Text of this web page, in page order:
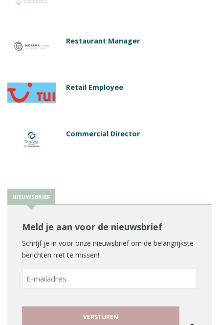
Restaurant Manager
Retail Employee
Commercial Director
NIEUWSBRIEF
Meld je aan voor de nieuwsbrief
Schrijf je in voor onze nieuwsbrief om de belangrijkste
berichten niet te missen!
E-
mailadres